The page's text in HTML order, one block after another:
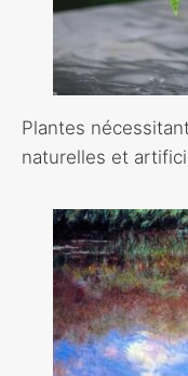
Plantes
naturelles et